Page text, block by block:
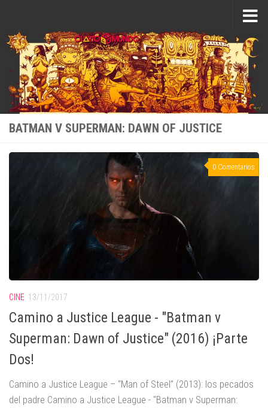
BATMAN V SUPERMAN: DAWN OF JUSTICE
0 Comentarios
CINE 13/11/2017
Camino a Justice League - "Batman v
Superman: Dawn of Justice" (2016) ¡Parte
Dos!
Camino a Justice League – “Man of Steel” (2013): los pecados
del padre Camino a Justice League - "Batman v Superman: